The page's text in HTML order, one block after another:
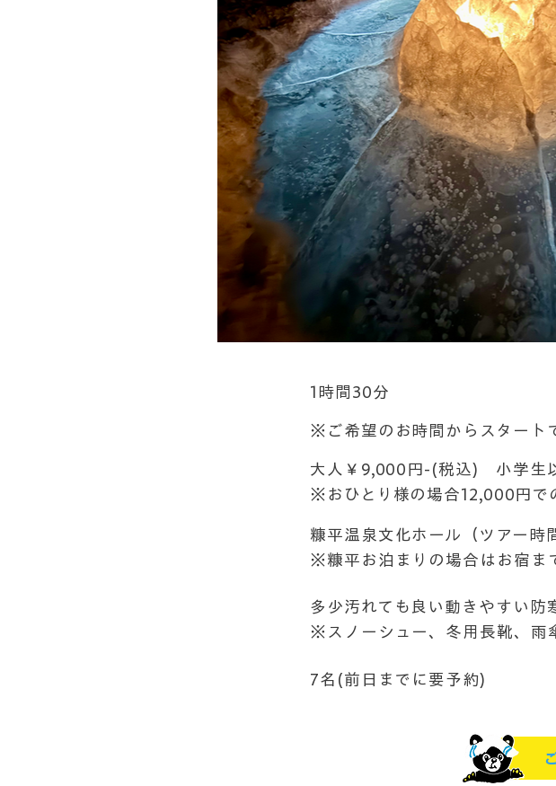
1時間30分
※ご希望のお時間からスタート
大人￥9,000円-(税込) 小学生
※おひとり様の場合12,000円で
糠平温泉文化ホール（ツアー時
※糠平お泊まりの場合はお宿ま
多少汚れても良い動きやすい防
※スノーシュー、冬用長靴、雨
7名(前日までに要予約)